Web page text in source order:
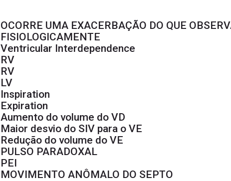
OCORRE UMA EXACERBAÇÃO DO QUE
FISIOLOGICAMENTE
Ventricular Interdependence
RV
RV
LV
Inspiration
Expiration
Aumento do volume do VD
Maior desvio do SIV para o VE
Redução do volume do VE
PULSO PARADOXAL
PEI
MOVIMENTO ANÔMALO DO SEPTO